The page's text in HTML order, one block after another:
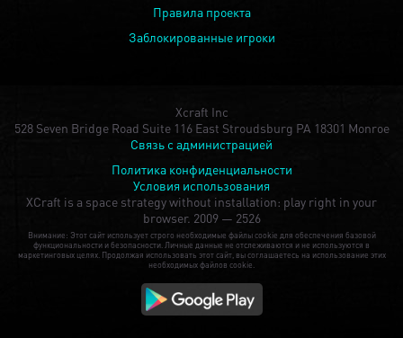
Правила проекта
Заблокированные игроки
Xcraft Inc
528 Seven Bridge Road Suite 116 East Stroudsburg PA 18301 Monroe
Связь с администрацией
Политика конфиденциальности
Условия использования
XCraft is a space strategy without installation: play right in your
browser. 2009 — 2526
Внимание: Этот сайт использует строго необходимые файлы cookie для обеспечения базовой
функциональности и безопасности. Личные данные не отслеживаются и не используются в
маркетинговых целях. Продолжая использовать этот сайт, вы соглашаетесь на использование этих
необходимых файлов cookie.